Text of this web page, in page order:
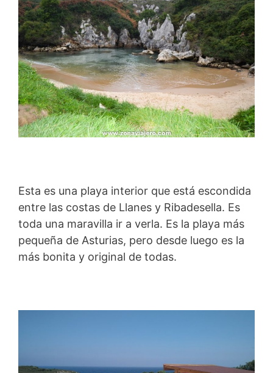
Esta es una playa interior que está escondida
entre las costas de Llanes y Ribadesella. Es
toda una maravilla ir a verla. Es la playa más
pequeña de Asturias, pero desde luego es la
más bonita y original de todas.